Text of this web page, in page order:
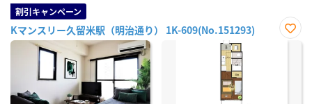
割引キャンペーン
Kマンスリー久留米駅（明治通り） 1K-609(No.151293)
お気